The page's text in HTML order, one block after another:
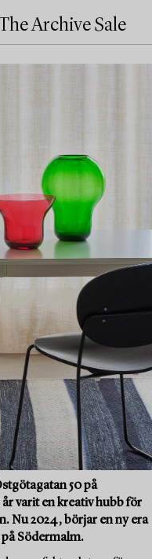
Archive Sale
50 på
varit en kreativ hubb för
Nu 2024, börjar en ny era
Södermalm.